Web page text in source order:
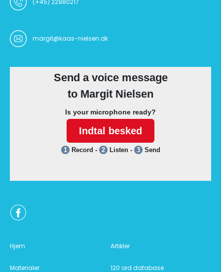
margit@kaas-nielsen.dk
Hjem Artikler
Materialer 120 ord database